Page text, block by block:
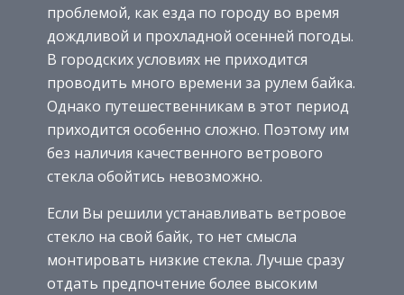
проблемой, как езда по городу во время
дождливой и прохладной осенней погоды.
В городских условиях не приходится
проводить много времени за рулем байка.
Однако путешественникам в этот период
приходится особенно сложно. Поэтому им
без наличия качественного ветрового
стекла обойтись невозможно.
Если Вы решили устанавливать ветровое
стекло на свой байк, то нет смысла
монтировать низкие стекла. Лучше сразу
отдать предпочтение более высоким